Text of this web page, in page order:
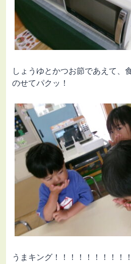
しょうゆとかつお節であえて、
のせてパクッ！
うまキング！！！！！！！！！